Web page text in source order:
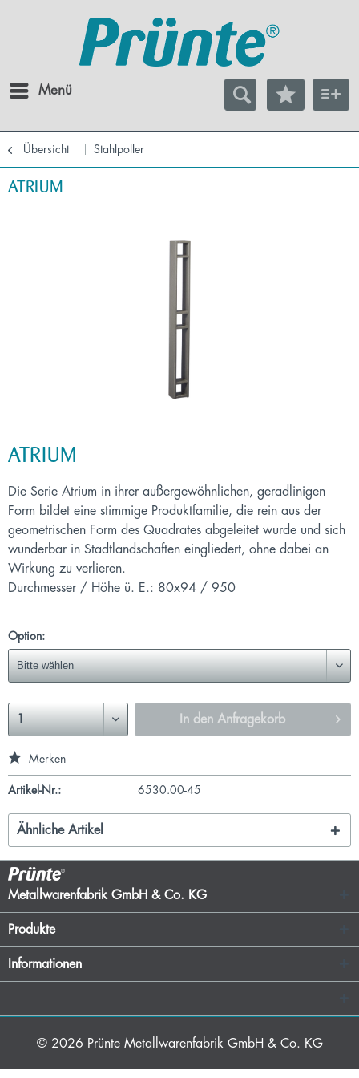
Menü
Übersicht Stahlpoller
ATRIUM
ATRIUM
Die Serie Atrium in ihrer außergewöhnlichen, geradlinigen
Form bildet eine stimmige Produktfamilie, die rein aus der
geometrischen Form des Quadrates abgeleitet wurde und sich
wunderbar in Stadtlandschaften eingliedert, ohne dabei an
Wirkung zu verlieren.
Durchmesser / Höhe ü. E.: 80x94 / 950
Option:
In den Anfragekorb
Merken
Artikel-Nr.: 6530.00-45
Ähnliche Artikel
Metallwarenfabrik GmbH & Co. KG
Produkte
Informationen
© 2026 Prünte Metallwarenfabrik GmbH & Co. KG